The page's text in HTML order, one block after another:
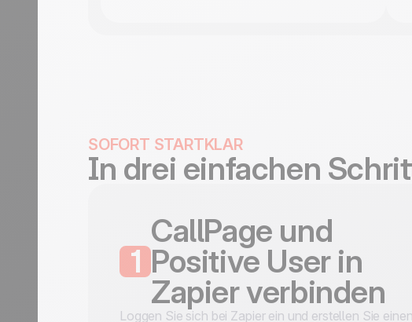
SOFORT STARTKLAR
In drei einfachen
1
CallPage und
Positive User in
Zapier verbinden
Loggen Sie sich bei Zapier ein und erstellen Sie einen